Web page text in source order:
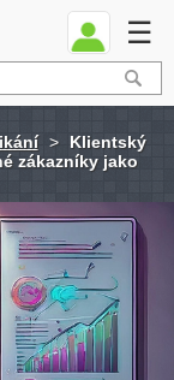
☰
>
Klientský
zákazníky jako